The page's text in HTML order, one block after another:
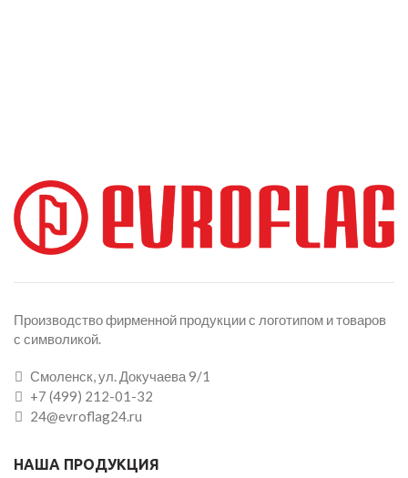
Производство фирменной продукции с логотипом и товаров
с символикой.
Смоленск, ул. Докучаева 9/1
+7 (499) 212-01-32
24@evroflag24.ru
НАША ПРОДУКЦИЯ